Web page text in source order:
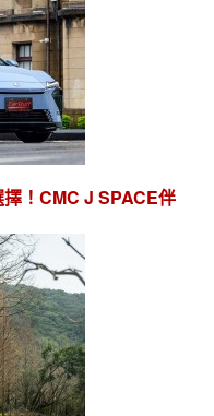
！CMC J SPACE伴